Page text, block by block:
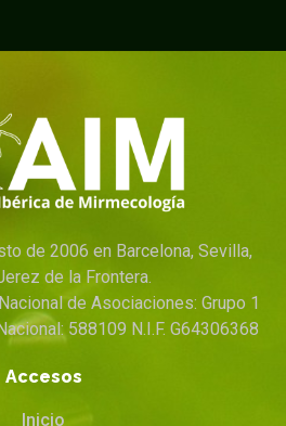
de 2006 en Barcelona, Sevilla,
de la Frontera.
de Asociaciones: Grupo 1
588109 N.I.F. G64306368
Accesos
Inicio